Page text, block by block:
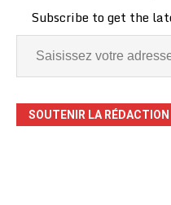
Subscribe to get the
SOUTENIR LA RÉDACTION